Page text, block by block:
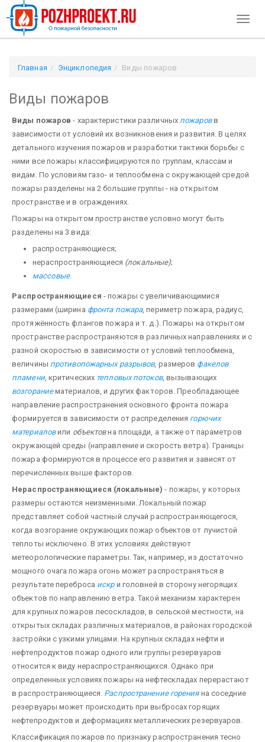
Главная Энциклопедия Виды пожаров
Виды пожаров
Виды пожаров - характеристики различных пожаровв
зависимости от условий их возникновения и развития. В целях
детального изучения пожаров и разработки тактики борьбы с
ними все пожары классифицируются по группам, классам и
видам. По условиям газо- и теплообмена с окружающей средой
пожары разделены на 2 большие группы - на открытом
пространстве и в ограждениях.
Пожары на открытом пространстве условно могут быть
разделены на 3 вида:
распространяющиеся;
нераспространяющиеся (локальные);
массовые.
Распространяющиеся - пожары с увеличивающимися
размерами (ширина фронта пожара, периметр пожара, радиус,
протяжённость флангов пожара и т. д.). Пожары на открытом
пространстве распространяются в различных направлениях и с
разной скоростью в зависимости от условий теплообмена,
величины противопожарных разрывов, размеров факелов
пламени, критических тепловых потоков, вызывающих
возгораниематериалов, и других факторов. Преобладающее
направление распространения основного фронта пожара
формируется в зависимости от распределения горючих
материаловили объектовна площади, а также от параметров
окружающей среды (направление и скорость ветра). Границы
пожара формируются в процессе его развития и зависят от
перечисленных выше факторов.
Нераспространяющиеся (локальные)- пожары, у которых
размеры остаются неизменными. Локальный пожар
представляет собой частный случай распространяющегося,
когда возгорание окружающих пожар объектов от лучистой
теплоты исключено. В этих условиях действуют
метеорологические параметры. Так, например, из достаточно
мощного очага пожара огонь может распространяться в
результате переброса искри головней в сторону негорящих
объектов по направлению ветра. Такой механизм характерен
для крупных пожаров лесоскладов, в сельской местности, на
открытых складах различных материалов, в районах городской
застройки с узкими улицами. На крупных складах нефти и
нефтепродуктов пожар одного или группы резервуаров
относится к виду нераспространяющихся. Однако при
определенных условиях пожары на нефтескладах перерастают
в распространяющиеся. Распространение горенияна соседние
резервуары может происходить при выбросах горящих
нефтепродуктов и деформациях металлических резервуаров.
Классификация пожаров по признаку распространения тесно